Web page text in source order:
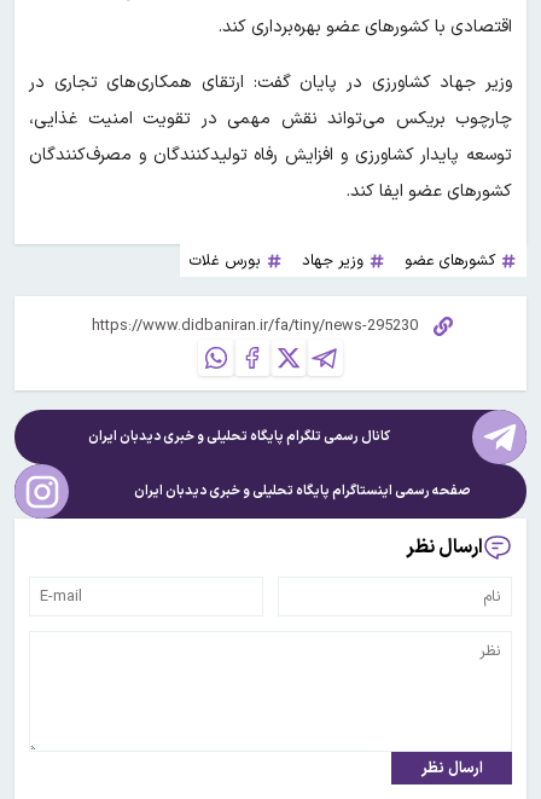
اقتصادی با کشورهای عضو بهره‌برداری کند.
وزیر جهاد کشاورزی در پایان گفت: ارتقای همکاری‌های تجاری در
چارچوب بریکس می‌تواند نقش مهمی در تقویت امنیت غذایی،
توسعه پایدار کشاورزی و افزایش رفاه تولیدکنندگان و مصرف‌کنندگان
کشورهای عضو ایفا کند.
کشورهای عضو وزیر جهاد بورس غلات
کانال رسمی تلگرام پایگاه تحلیلی و خبریدیدبان ایران
صفحه رسمی اینستاگرام پایگاه تحلیلی و خبریدیدبان ایران
ارسال نظر
ارسال نظر